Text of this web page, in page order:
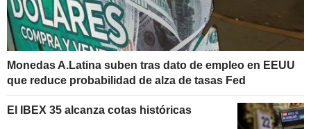
Monedas A.Latina suben tras dato de empleo en EEUU
que reduce probabilidad de alza de tasas Fed
El IBEX 35 alcanza cotas históricas